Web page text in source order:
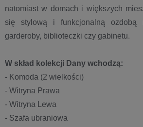
natomiast w domach i większych
się stylową i funkcjonalną ozdobą
garderoby, biblioteczki czy gabinetu.
W skład kolekcji Dany wchodzą:
- Komoda (2 wielkości)
- Witryna Prawa
- Witryna Lewa
- Szafa ubraniowa